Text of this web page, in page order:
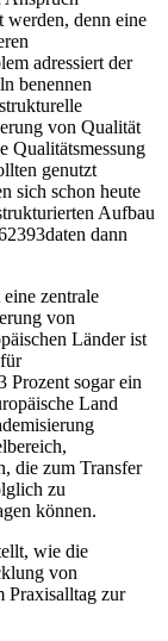
werden, denn eine
adressiert der
benennen
von Qualität
Qualitätsmessung
genutzt
sich schon heute
Aufbau
dann
zentrale
von
Länder ist
Prozent sogar ein
Land
die zum Transfer
zu
können.
wie die
von
Praxisalltag zur